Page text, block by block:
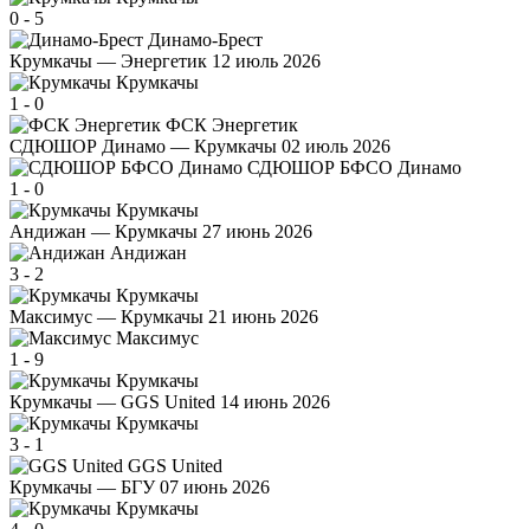
0 - 5
Динамо-Брест
Крумкачы — Энергетик 12 июль 2026
Крумкачы
1 - 0
ФСК Энергетик
СДЮШОР Динамо — Крумкачы 02 июль 2026
СДЮШОР БФСО Динамо
1 - 0
Крумкачы
Андижан — Крумкачы 27 июнь 2026
Андижан
3 - 2
Крумкачы
Максимус — Крумкачы 21 июнь 2026
Максимус
1 - 9
Крумкачы
Крумкачы — GGS United 14 июнь 2026
Крумкачы
3 - 1
GGS United
Крумкачы — БГУ 07 июнь 2026
Крумкачы